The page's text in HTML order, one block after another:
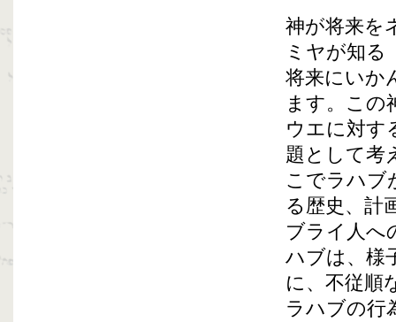
神が将来を
ミヤが知る
将来にいか
ます。この
ウエに対す
題として考
こでラハブ
る歴史、計
ブライ人へ
ハブは、様
に、不従順
ラハブの行